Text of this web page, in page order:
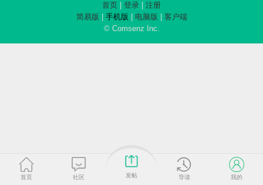
首页 登录
注册
简易版
手机版 电脑版
客户端
© Comsenz Inc.
首页 社区 发帖 导读 我的